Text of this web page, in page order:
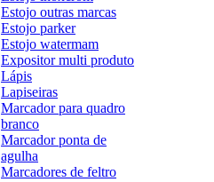
Estojo outras marcas
Estojo parker
Estojo watermam
Expositor multi produto
Lápis
Lapiseiras
Marcador para quadro
branco
Marcador ponta de
agulha
Marcadores de feltro